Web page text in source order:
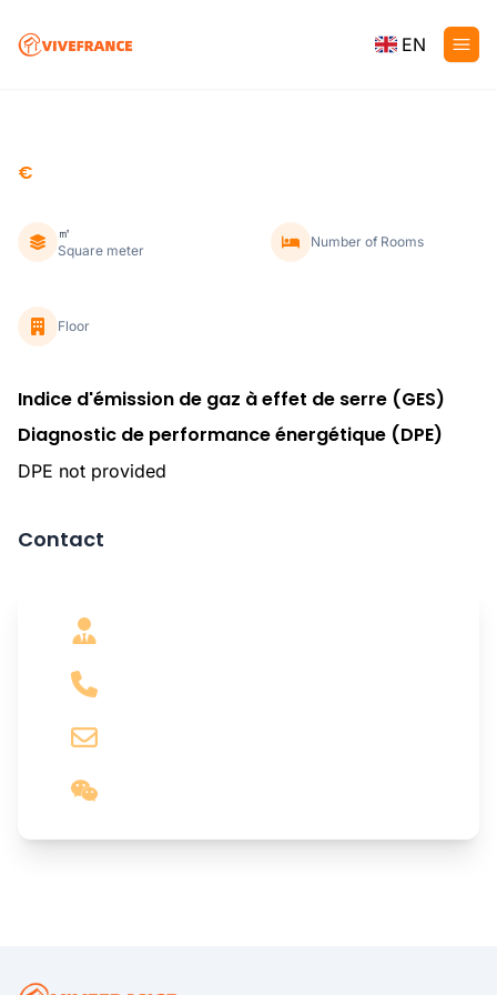
EN
€
㎡
Square meter
Number of Rooms
Floor
Indice d'émission de gaz à effet de serre (GES)
Diagnostic de performance énergétique (DPE)
DPE not provided
Contact